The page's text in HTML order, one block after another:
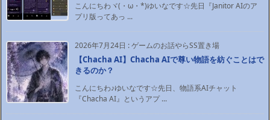
こんにちわヾ(・ω・*)ゆいなです☆先日『Janitor AIのア
プリ版ってあっ ...
2026年7月24日 :ゲームのお話やらSS置き場
【Chacha AI】Chacha AIで尊い物語を紡ぐことはで
きるのか？
こんにちわ♪ゆいなです☆先日、物語系AIチャット
『Chacha AI』というアプ ...